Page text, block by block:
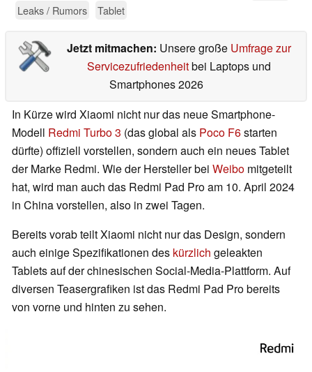
Leaks / Rumors
Tablet
Jetzt mitmachen: Unsere große Umfrage zur
Servicezufriedenheitbei Laptops und
Smartphones 2026
In Kürze wird Xiaomi nicht nur das neue Smartphone-
Modell Redmi Turbo 3 (das global als Poco F6starten
dürfte) offiziell vorstellen, sondern auch ein neues Tablet
der Marke Redmi. Wie der Hersteller bei Weibo mitgeteilt
hat, wird man auch das Redmi Pad Pro am 10. April 2024
in China vorstellen, also in zwei Tagen.
Bereits vorab teilt Xiaomi nicht nur das Design, sondern
auch einige Spezifikationen des kürzlich geleakten
Tablets auf der chinesischen Social-Media-Plattform. Auf
diversen Teasergrafiken ist das Redmi Pad Pro bereits
von vorne und hinten zu sehen.